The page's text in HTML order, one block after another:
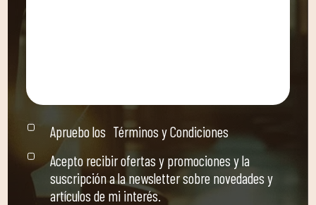
Apruebo los Términos y Condiciones
Acepto recibir ofertas y promociones y la
suscripción a la newsletter sobre novedades y
artículos de mi interés.